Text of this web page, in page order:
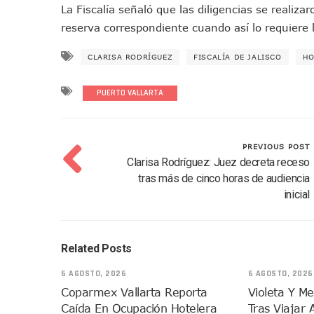
Vecinos De La Playita
Asesinan En Oaxaca Al
Detienen A Cuatro
CUCosta E IMSS Nayarit
Videos De Presunto
Playa Las Cocinas: Retiran
Brigada Forense Brindará
Vecinos De Vallarta 500
La Fiscalía señaló que las diligencias se
reserva correspondiente cuando así lo requiere
CLARISA RODRÍGUEZ FISCALÍA DE JALISCO
PUERTO VALLARTA
PREVIOUS POST
Clarisa Rodríguez: Juez decreta receso
tras más de cinco horas de audiencia
inicial
Related Posts
6 AGOSTO, 2026
Coparmex Vallarta Reporta
Caída En Ocupación Hotelera
6 AGOSTO, 2026
Violeta Y
Tras Viajar